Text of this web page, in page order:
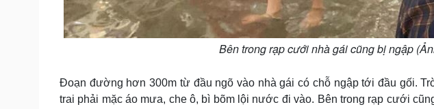
Bên trong rạp cưới nhà gái cũng bị ngập
Đoạn đường hơn 300m từ đầu ngõ vào nhà gái có chỗ ngập tới đầu gối.
trai phải mặc áo mưa, che ô, bì bõm lội nước đi vào. Bên trong rạp cưới